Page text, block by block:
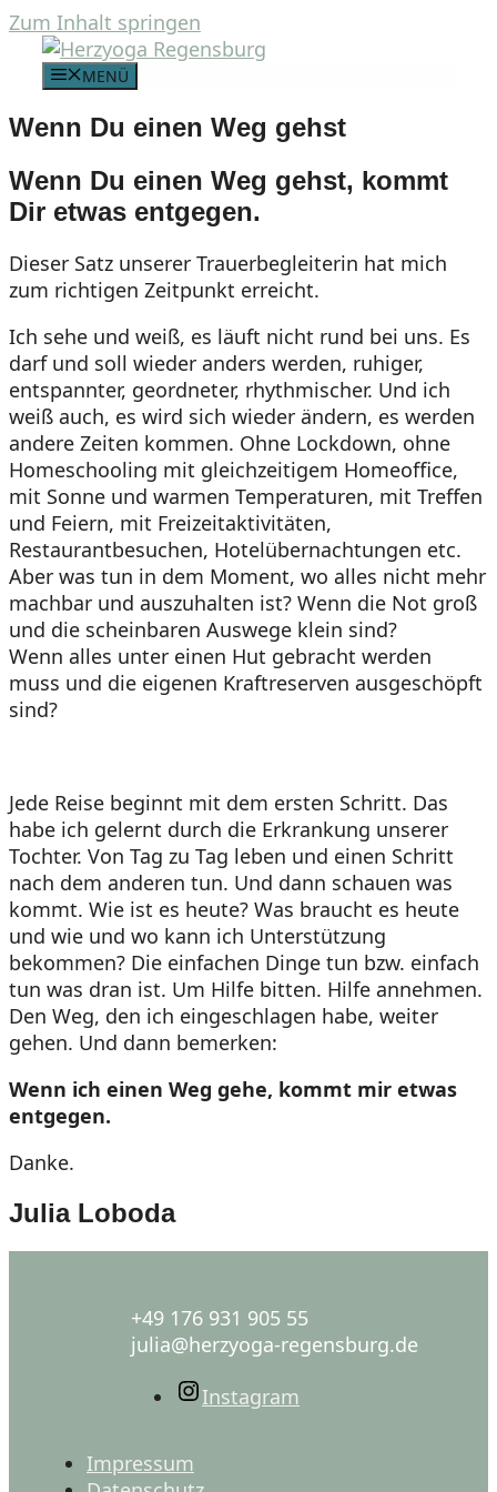
Zum Inhalt springen
MENÜ
Wenn Du einen Weg gehst
Wenn Du einen Weg gehst, kommt
Dir etwas entgegen.
Dieser Satz unserer Trauerbegleiterin hat mich
zum richtigen Zeitpunkt erreicht.
Ich sehe und weiß, es läuft nicht rund bei uns. Es
darf und soll wieder anders werden, ruhiger,
entspannter, geordneter, rhythmischer. Und ich
weiß auch, es wird sich wieder ändern, es werden
andere Zeiten kommen. Ohne Lockdown, ohne
Homeschooling mit gleichzeitigem Homeoffice,
mit Sonne und warmen Temperaturen, mit Treffen
und Feiern, mit Freizeitaktivitäten,
Restaurantbesuchen, Hotelübernachtungen etc.
Aber was tun in dem Moment, wo alles nicht mehr
machbar und auszuhalten ist? Wenn die Not groß
und die scheinbaren Auswege klein sind?
Wenn alles unter einen Hut gebracht werden
muss und die eigenen Kraftreserven ausgeschöpft
sind?
Jede Reise beginnt mit dem ersten Schritt. Das
habe ich gelernt durch die Erkrankung unserer
Tochter. Von Tag zu Tag leben und einen Schritt
nach dem anderen tun. Und dann schauen was
kommt. Wie ist es heute? Was braucht es heute
und wie und wo kann ich Unterstützung
bekommen? Die einfachen Dinge tun bzw. einfach
tun was dran ist. Um Hilfe bitten. Hilfe annehmen.
Den Weg, den ich eingeschlagen habe, weiter
gehen. Und dann bemerken:
Wenn ich einen Weg gehe, kommt mir etwas
entgegen.
Danke.
Julia Loboda
+49 176 931 905 55
julia@herzyoga-regensburg.de
Instagram
Impressum